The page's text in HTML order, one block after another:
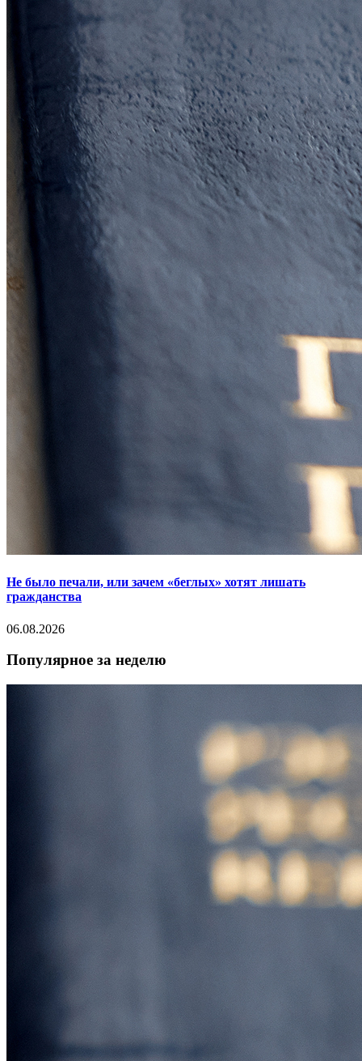
Не было печали, или зачем «беглых» хотят лишать
гражданства
06.08.2026
Популярное за неделю